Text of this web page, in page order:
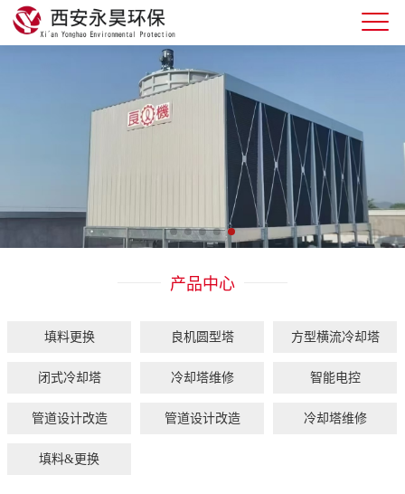
产品中心
填料更换 良机圆型塔 方型横流冷却塔
闭式冷却塔 冷却塔维修 智能电控
管道设计改造 管道设计改造 冷却塔维修
填料&更换